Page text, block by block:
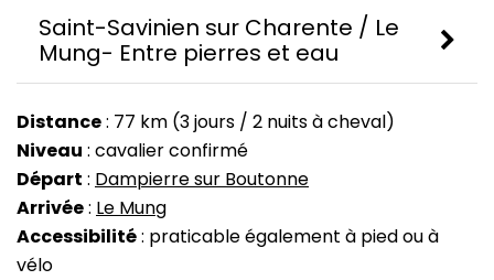
Saint-Savinien sur Charente / Le
Mung- Entre pierres et eau
Distance: 77 km (3 jours / 2 nuits à cheval)
Niveau : cavalier confirmé
Départ : Dampierre sur Boutonne
Arrivée: Le Mung
Accessibilité: praticable également à pied ou à
vélo